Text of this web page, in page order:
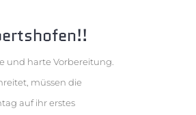
und harte Vorbereitung.
müssen die
auf ihr erstes